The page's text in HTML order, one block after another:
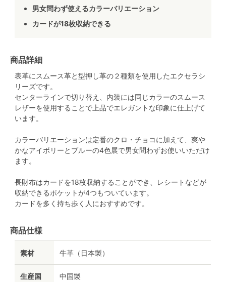
男女問わず使えるカラーバリエーション
カードが18枚収納できる
商品詳細
表革にスムース革と型押し革の２種類を使用したエクセラシ
リーズです。
センターラインで切り替え、内装には同じカラーのスムース
レザーを使用することで上品でエレガントな印象に仕上げて
います。
カラーバリエーションは定番のクロ・チョコに加えて、爽や
かなアイボリーとブルーの4色展で男女問わずお使いいただけ
ます。
長財布はカードを18枚収納することができ、レシートなどが
収納できるポケットが4つもついています。
カードを多く持ち歩く人におすすめです。
商品仕様
素材 牛革（日本製）
生産国 中国製